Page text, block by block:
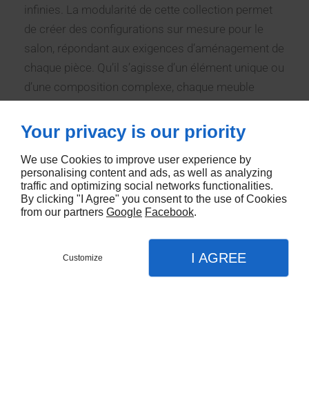
infinies. La modularité de cette collection permet
de créer des configurations sur mesure pour le
salon, répondant aux exigences d’aménagement de
chaque pièce. Qu’il s’agisse d’un élément unique ou
d’une composition complexe, chaque meuble
assurant l’équilibre visuel et la praticité au
quotidien.
Voir la collection surMunari
Hug
Your privacy is our priority
We use Cookies to improve user experience by
personalising content and ads, as well as analyzing
traffic and optimizing social networks functionalities.
By clicking "I Agree" you consent to the use of Cookies
from our partners Google Facebook.
Customize I AGREE